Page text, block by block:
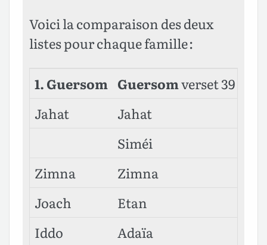
Voici la comparaison des deux
listes pour chaque famille :
1. Guersom Guersomverset 39
Jahat
Jahat
Siméi
Zimna
Zimna
Joach
Etan
Iddo
Adaïa